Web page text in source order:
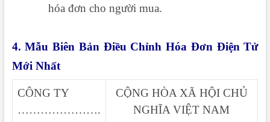
hóa đơn cho người mua.
4. Mẫu Biên Bản Điều Chỉnh Hóa Đơn Điện Tử
Mới Nhất
CÔNG TY
………………….
CỘNG HÒA XÃ HỘI CHỦ
NGHĨA VIỆT NAM